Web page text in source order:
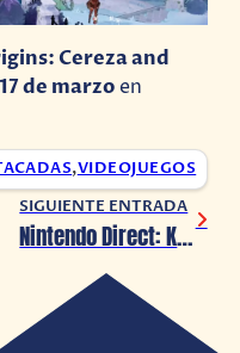
Cereza and
17 de marzoen
,VIDEOJUEGOS
SIGUIENTE ENTRADA
Nintendo Direct: Kirby’s Return to Dream Land presenta nuevo avance